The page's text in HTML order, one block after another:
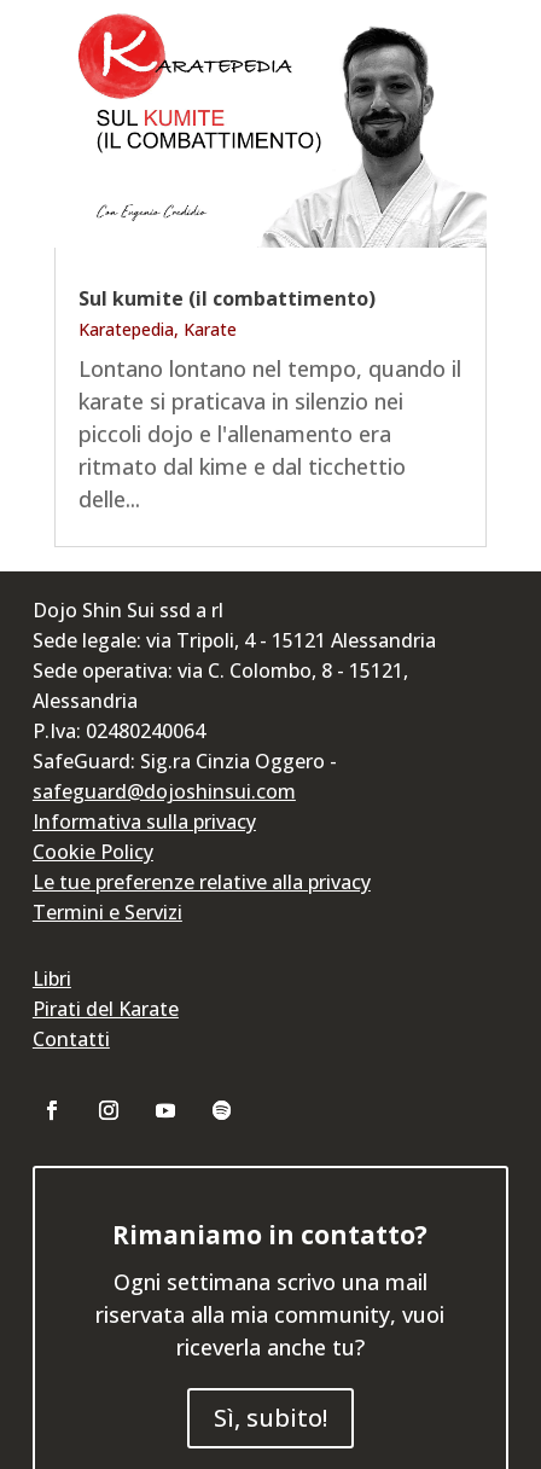
Sul kumite (il combattimento)
Karatepedia, Karate
Lontano lontano nel tempo, quando il
karate si praticava in silenzio nei
piccoli dojo e l'allenamento era
ritmato dal kime e dal ticchettio
delle...
Dojo Shin Sui ssd a rl
Sede legale: via Tripoli, 4 - 15121 Alessandria
Sede operativa: via C. Colombo, 8 - 15121,
Alessandria
P.Iva: 02480240064
SafeGuard: Sig.ra Cinzia Oggero -
safeguard@dojoshinsui.com
Informativa sulla privacy
Cookie Policy
Le tue preferenze relative alla privacy
Termini e Servizi
Libri
Pirati del Karate
Contatti
Rimaniamo in contatto?
Ogni settimana scrivo una mail
riservata alla mia community, vuoi
riceverla anche tu?
Sì, subito!